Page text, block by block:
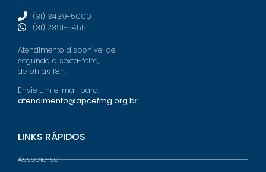
(31) 3439-5000
(31) 2391-5455
Atendimento disponível de
segunda a sexta-feira,
de 9h às 18h.
Envie um e-mail para:
atendimento@apcefmg.org.br
LINKS RÁPIDOS
Associe-se